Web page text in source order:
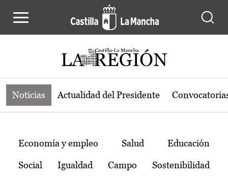
Noticias de la región de Castilla-La
Noticias Actualidad del Presidente
Temas
Economía y empleo Salud Educación
Social Igualdad Campo Sostenibilidad